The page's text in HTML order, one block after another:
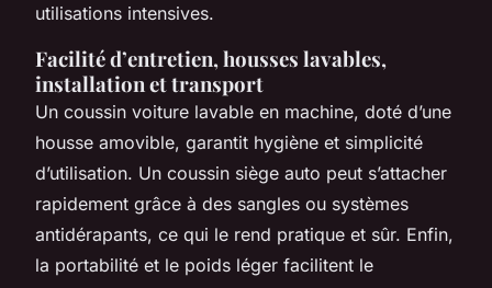
utilisations intensives.
Facilité d’entretien, housses lavables,
installation et transport
Un coussin voiture lavable en machine, doté d’une
housse amovible, garantit hygiène et simplicité
d’utilisation. Un coussin siège auto peut s’attacher
rapidement grâce à des sangles ou systèmes
antidérapants, ce qui le rend pratique et sûr. Enfin,
la portabilité et le poids léger facilitent le